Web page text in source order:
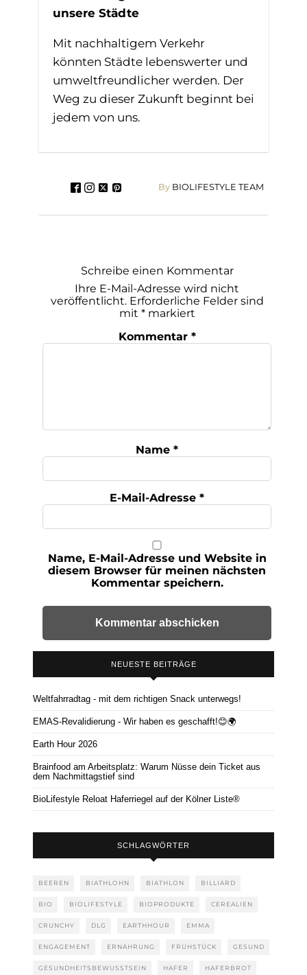
unsere Städte
Mit nachhaltigem Verkehr
könnten Städte lebenswerter und
umweltfreundlicher werden. Der
Weg zu dieser Zukunft beginnt bei
jedem von uns.
ByBIOLIFESTYLE TEAM
Schreibe einen Kommentar
Ihre E-Mail-Adresse wird nicht
veröffentlicht. Erforderliche Felder sind
mit *markiert
Kommentar *
Name *
E-Mail-Adresse *
Name, E-Mail-Adresse und Website in
diesem Browser für meinen nächsten
Kommentar speichern.
NEUESTE BEITRÄGE
Weltfahrradtag - mit dem richtigen Snack unterwegs!
EMAS-Revalidierung - Wir haben es geschafft!😊🌍
Earth Hour 2026
Brainfood am Arbeitsplatz: Warum Nüsse dein Ticket aus
dem Nachmittagstief sind
BioLifestyle Reloat Haferriegel auf der Kölner Liste®
SCHLAGWÖRTER
BEEREN BIATHLOHN BIATHLON BILLIARD
BIO BIOLIFESTYLE BIOPRODUKTE CEREALIEN
CRUNCHY DLG EARTHHOUR EMMA
ENGAGEMENT ERNÄHRUNG FRÜHSTÜCK GESUND
GESUNDHEITSBEWUSSTSEIN HAFER HAFERBROT